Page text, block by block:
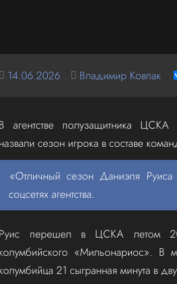
14.06.2026 Владимир Ковпак
агентстве полузащитника
сезон игрока в составе
«Отличный сезон Даниэля
соцсетях агентства.
перешел в ЦСКА летом
«Мильонариос».
21 сыгранная минута в